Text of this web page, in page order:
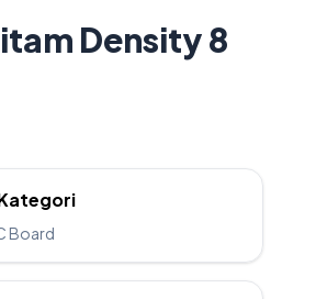
Density 8
Board